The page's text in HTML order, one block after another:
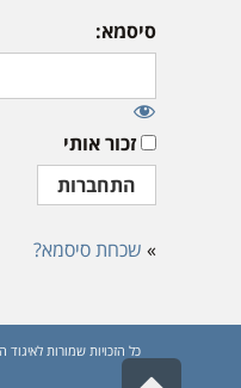
סיסמא:
זכור אותי
» שכחת סיסמא?